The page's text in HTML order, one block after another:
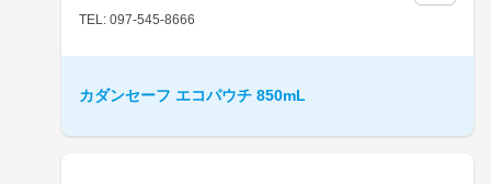
TEL: 097-545-8666
カダンセーフ エコパウチ 850mL